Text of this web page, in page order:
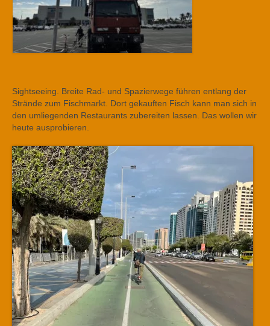
Sightseeing. Breite Rad- und Spazierwege führen entlang der
Strände zum Fischmarkt. Dort gekauften Fisch kann man sich in
den umliegenden Restaurants zubereiten lassen. Das wollen wir
heute ausprobieren.